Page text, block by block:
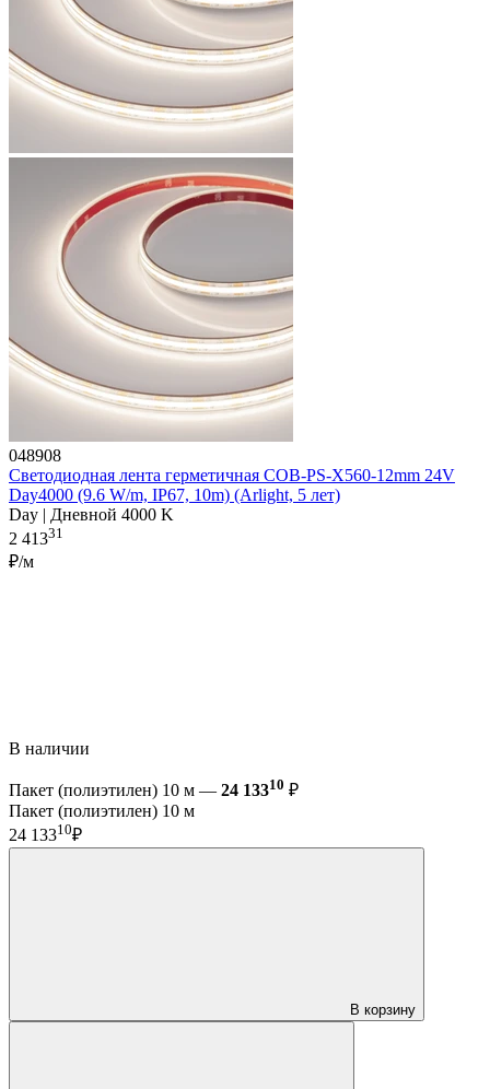
048908
Светодиодная лента герметичная COB-PS-X560-12mm 24V
Day4000 (9.6 W/m, IP67, 10m) (Arlight, 5 лет)
Day | Дневной 4000 K
2 41331
₽/м
В наличии
Пакет (полиэтилен) 10 м — 24 13310 ₽
Пакет (полиэтилен) 10 м
24 13310₽
В корзину